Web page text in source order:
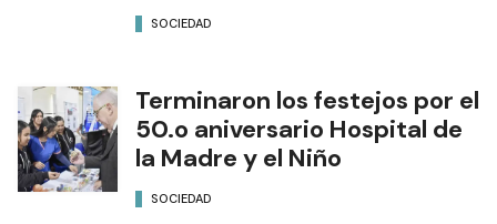
SOCIEDAD
Terminaron los festejos por el
50.o aniversario Hospital de
la Madre y el Niño
SOCIEDAD